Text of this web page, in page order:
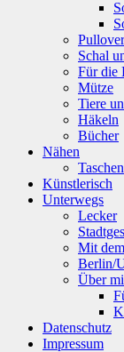
Schal
Für die
Mütze
Tiere
Häkeln
Bücher
Nähen
Taschen
Künstlerisch
Unterwegs
Lecker
Mit
Berlin/
Über
Datenschutz
Impressum